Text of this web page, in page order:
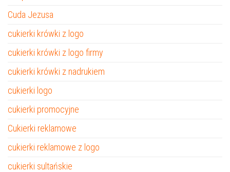
Cuda Jezusa
cukierki krówki z logo
cukierki krówki z logo firmy
cukierki krówki z nadrukiem
cukierki logo
cukierki promocyjne
Cukierki reklamowe
cukierki reklamowe z logo
cukierki sultańskie